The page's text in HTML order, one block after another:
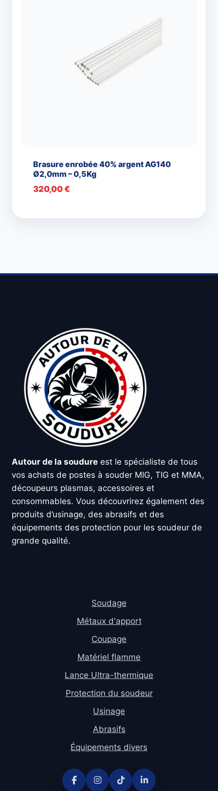
Brasure enrobée 40% argent AG140
Ø2,0mm – 0,5Kg
320,00€
Autour de la soudure est le spécialiste de tous
vos achats de postes à souder MIG, TIG et MMA,
découpeurs plasmas, accessoires et
consommables. Vous découvrirez également des
produits d’usinage, des abrasifs et des
équipements des protection pour les soudeur de
grande qualité.
Soudage
Métaux d'apport
Coupage
Matériel flamme
Lance Ultra-thermique
Protection du soudeur
Usinage
Abrasifs
Équipements divers